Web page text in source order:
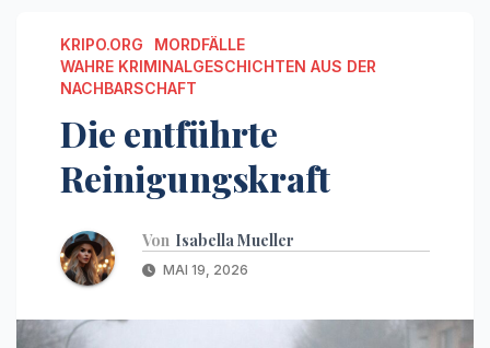
KRIPO.ORG
MORDFÄLLE
WAHRE KRIMINALGESCHICHTEN AUS DER
NACHBARSCHAFT
Die entführte
Reinigungskraft
Von Isabella Mueller
MAI 19, 2026